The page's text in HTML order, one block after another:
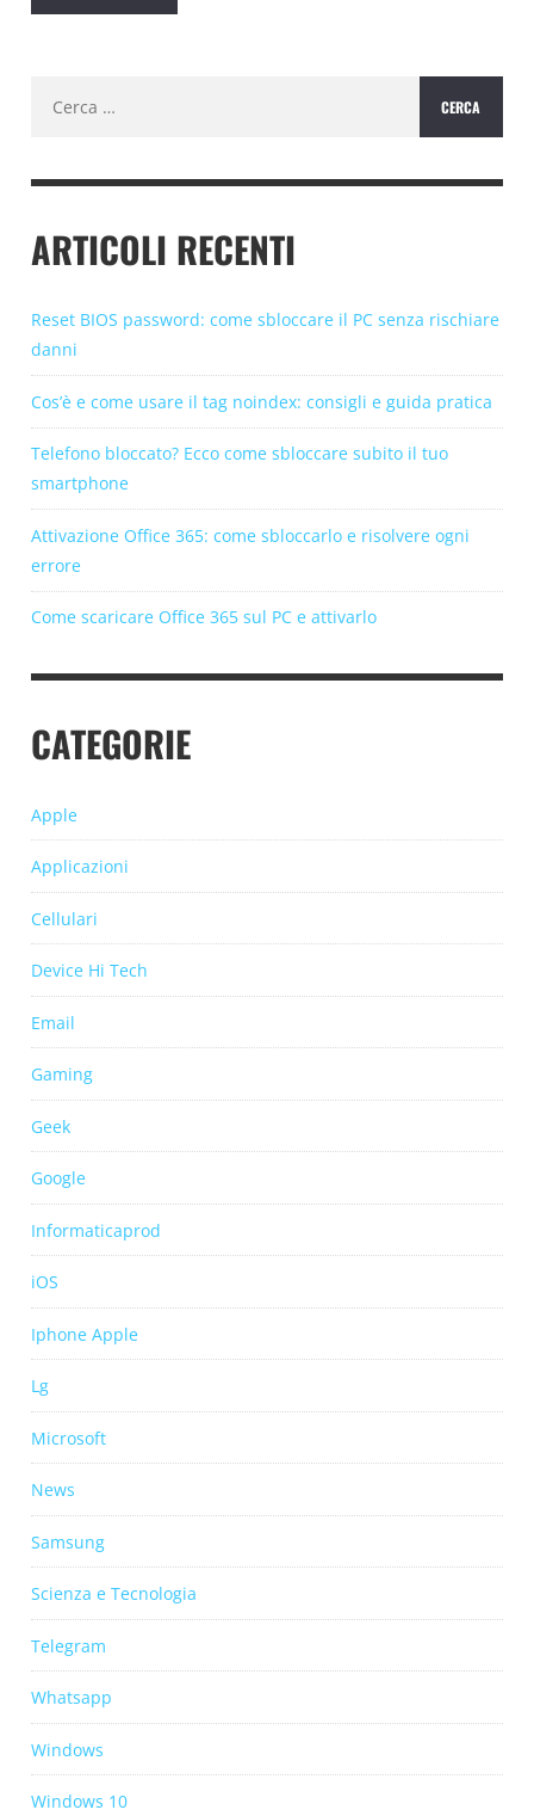
per:
ARTICOLI RECENTI
Reset BIOS password: come sbloccare il PC senza rischiare
danni
Cos’è e come usare il tag noindex: consigli e guida pratica
Telefono bloccato? Ecco come sbloccare subito il tuo
smartphone
Attivazione Office 365: come sbloccarlo e risolvere ogni
errore
Come scaricare Office 365 sul PC e attivarlo
CATEGORIE
Apple
Applicazioni
Cellulari
Device Hi Tech
Email
Gaming
Geek
Google
Informaticaprod
iOS
Iphone Apple
Lg
Microsoft
News
Samsung
Scienza e Tecnologia
Telegram
Whatsapp
Windows
Windows 10